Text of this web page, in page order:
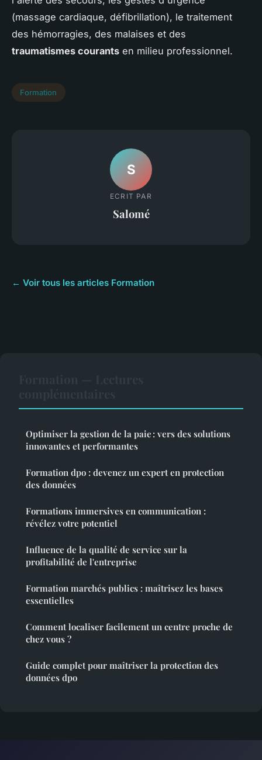
(massage cardiaque, défibrillation), le traitement
des hémorragies, des malaises et des
traumatismes courants en milieu professionnel.
Formation
S
ECRIT PAR
Salomé
← Voir tous les articles Formation
Optimiser la gestion de la paie : vers des solutions
innovantes et performantes
Formation dpo : devenez un expert en protection
des données
Formations immersives en communication :
révélez votre potentiel
Influence de la qualité de service sur la
profitabilité de l'entreprise
Formation marchés publics : maîtrisez les bases
essentielles
Comment localiser facilement un centre proche de
chez vous ?
Guide complet pour maîtriser la protection des
données dpo